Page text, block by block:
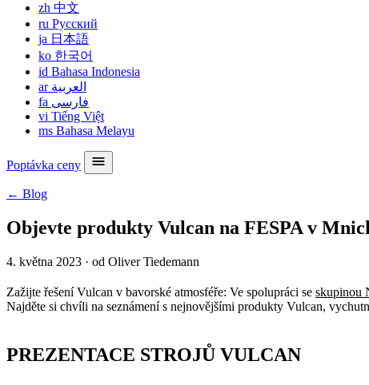
zh 中文
ru Русский
ja 日本語
ko 한국어
id Bahasa Indonesia
ar العربية
fa فارسی
vi Tiếng Việt
ms Bahasa Melayu
Poptávka ceny
← Blog
Objevte produkty Vulcan na FESPA v
4. května 2023 · od Oliver Tiedemann
Zažijte řešení Vulcan v bavorské atmosféře: Ve spolupráci se skupinou
Najděte si chvíli na seznámení s nejnovějšími produkty Vulcan,
PREZENTACE STROJŮ VULCAN